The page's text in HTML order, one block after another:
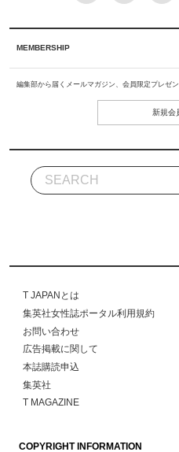
MEMBERSHIP
編集部から届くメールマガジン、会員限定プレゼ
新規会
T JAPANとは
集英社女性誌ポータル利用規約
お問い合わせ
広告掲載に関して
本誌購読申込
集英社
T MAGAZINE
COPYRIGHT INFORMATION